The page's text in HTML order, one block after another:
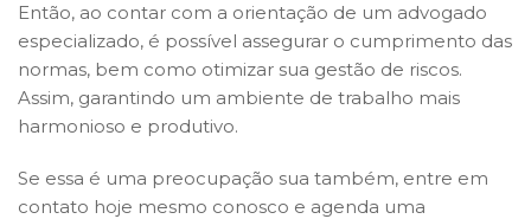
Então, ao contar com a orientação de um advogado
especializado, é possível assegurar o cumprimento das
normas, bem como otimizar sua gestão de riscos.
Assim, garantindo um ambiente de trabalho mais
harmonioso e produtivo.
Se essa é uma preocupação sua também, entre em
contato hoje mesmo conosco e agenda uma